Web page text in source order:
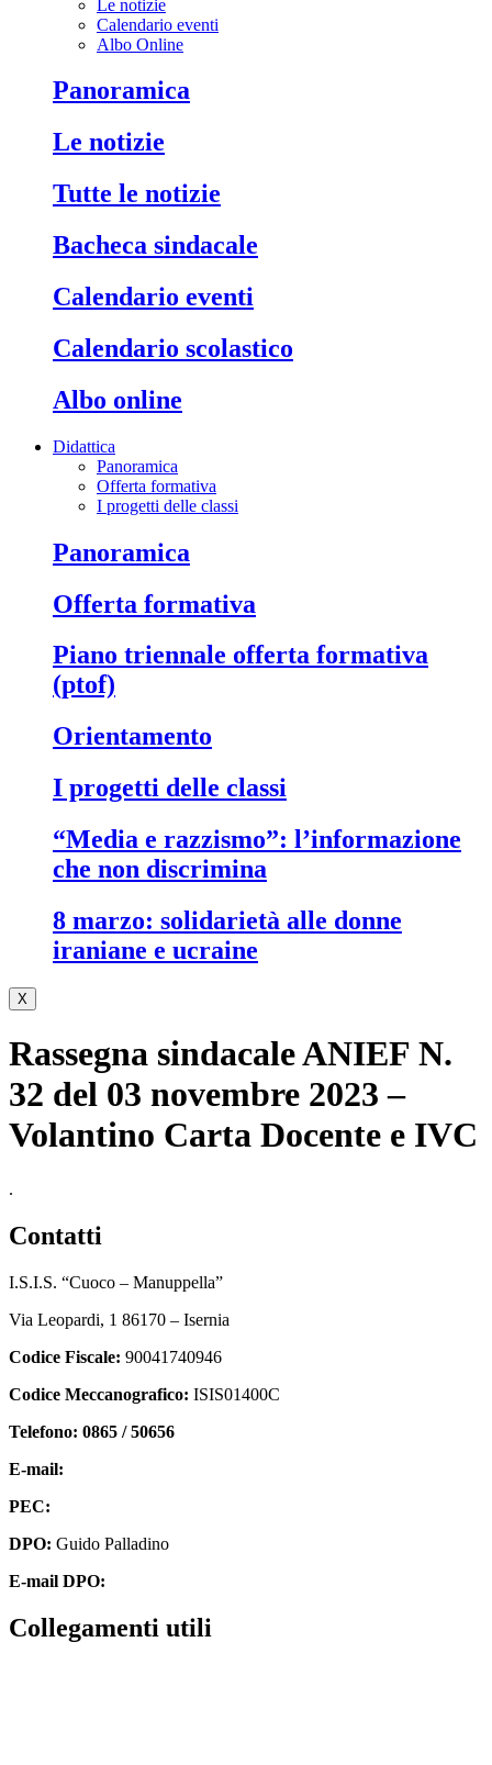
Le notizie
Calendario eventi
Albo Online
panoramica
le notizie
tutte le notizie
bacheca sindacale
calendario eventi
calendario scolastico
albo online
Didattica
Panoramica
Offerta formativa
I progetti delle classi
panoramica
offerta formativa
piano triennale offerta formativa
(ptof)
orientamento
i progetti delle classi
“media e razzismo”: l’informazione
che non discrimina
8 marzo: solidarietà alle donne
iraniane e ucraine
X
Rassegna sindacale ANIEF N.
32 del 03 novembre 2023 –
Volantino Carta Docente e IVC
.
contatti
I.S.I.S. “Cuoco – Manuppella”
Via Leopardi, 1 86170 – Isernia
Codice Fiscale: 90041740946
Codice Meccanografico: ISIS01400C
Telefono: 0865 / 50656
E-mail:
PEC:
DPO: Guido Palladino
E-mail DPO:
collegamenti utili